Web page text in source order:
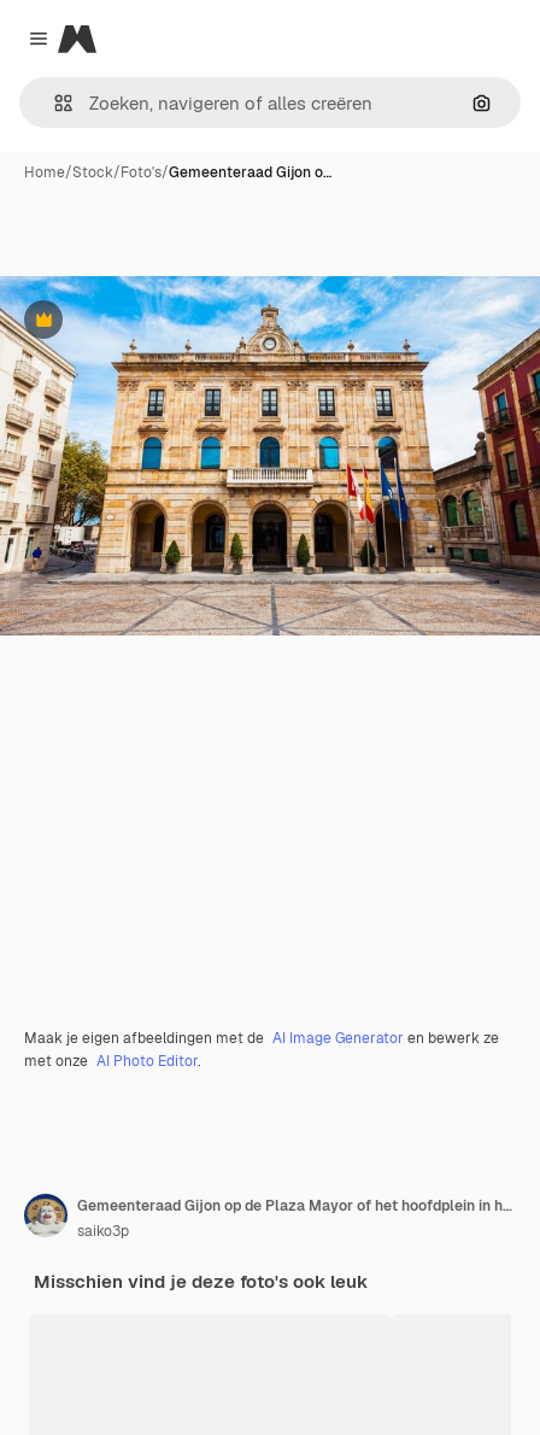
Close menu
Magnific
Home/Stock/Foto's/Gemeenteraad Gijon o…
Premium
Maak je eigen afbeeldingen met de AI Image Generator en bewerk ze
met onze AI Photo Editor.
Gemeenteraad Gijon op de Plaza Mayor of het hoofdplein in het centrum van de stad Gijon in Asturië, Spanje
saiko3p
Misschien vind je deze foto's ook leuk